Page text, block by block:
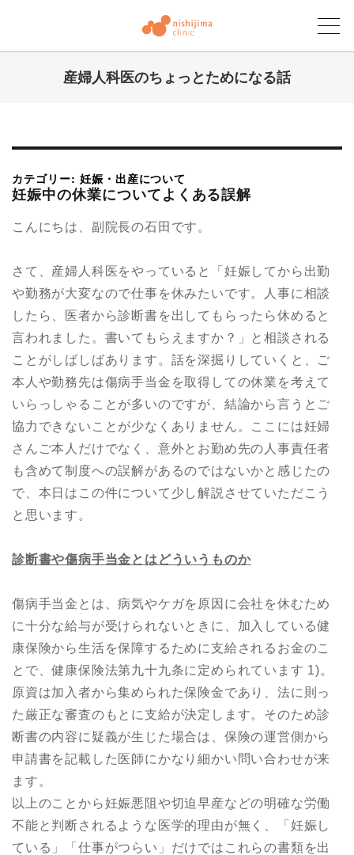
産婦人科医のちょっとためになる話
カテゴリー: 妊娠・出産について
妊娠中の休業についてよくある誤解
こんにちは、副院長の石田です。
さて、産婦人科医をやっていると「妊娠してから出勤
や勤務が大変なので仕事を休みたいです。人事に相談
したら、医者から診断書を出してもらったら休めると
言われました。書いてもらえますか？」と相談される
ことがしばしばあります。話を深掘りしていくと、ご
本人や勤務先は傷病手当金を取得しての休業を考えて
いらっしゃることが多いのですが、結論から言うとご
協力できないことが少なくありません。ここには妊婦
さんご本人だけでなく、意外とお勤め先の人事責任者
も含めて制度への誤解があるのではないかと感じたの
で、本日はこの件について少し解説させていただこう
と思います。
診断書や傷病手当金とはどういうものか
傷病手当金とは、病気やケガを原因に会社を休むため
に十分な給与が受けられないときに、加入している健
康保険から生活を保障するために支給されるお金のこ
とで、健康保険法第九十九条に定められています 1)。
原資は加入者から集められた保険金であり、法に則っ
た厳正な審査のもとに支給が決定します。そのため診
断書の内容に疑義が生じた場合は、保険の運営側から
申請書を記載した医師にかなり細かい問い合わせが来
ます。
以上のことから妊娠悪阻や切迫早産などの明確な労働
不能と判断されるような医学的理由が無く、「妊娠し
ている」「仕事がつらい」だけではこれらの書類を出